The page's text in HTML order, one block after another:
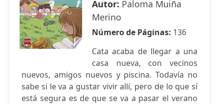
Autor: Paloma Muiña
Merino
Número de Páginas: 136
Cata acaba de llegar a una
casa nueva, con vecinos
nuevos, amigos nuevos y piscina. Todavía no
sabe si le va a gustar vivir allí, pero de lo que sí
está segura es de que se va a pasar el verano